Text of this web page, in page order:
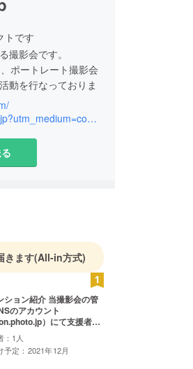
トです
撮影会です。
ポートレート撮影会
動を行なっておりま
https://instagram.com/lemon.photo.jp?utm_medium=copy_link
きます(All-in方式)
ション紹介 当撮影会の管
のアカウント
）にて支援者様
トをメンションし紹介さ
す。 ✳︎個人アカウントで
ウントでも可能です。メ
：1人
予定：2021年12月